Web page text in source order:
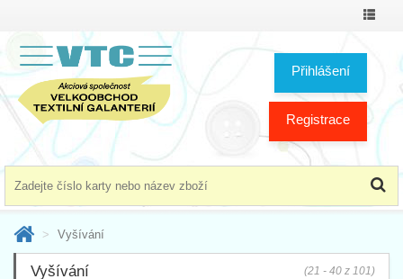
Přihlášení
Registrace
Vyšívání
Vyšívání (21 - 40 z 101)